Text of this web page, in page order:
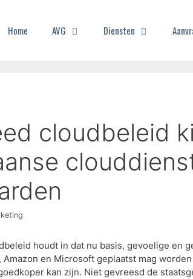
Home AVG Diensten
cloudbeleid
houdt in dat nu basis, gevoelige en
Amazon en Microsoft geplaatst mag
kan zijn. Niet gevreesd de